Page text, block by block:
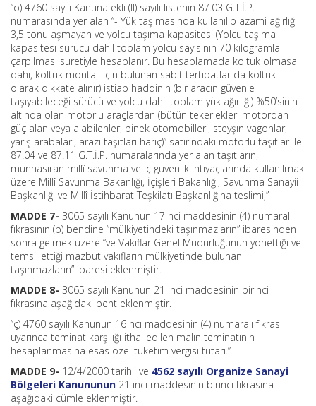
“o) 4760 sayılı Kanuna ekli (II) sayılı listenin 87.03 G.T.İ.P.
numarasında yer alan “- Yük taşımasında kullanılıp azami ağırlığı
3,5 tonu aşmayan ve yolcu taşıma kapasitesi (Yolcu taşıma
kapasitesi sürücü dahil toplam yolcu sayısının 70 kilogramla
çarpılması suretiyle hesaplanır. Bu hesaplamada koltuk olmasa
dahi, koltuk montajı için bulunan sabit tertibatlar da koltuk
olarak dikkate alınır) istiap haddinin (bir aracın güvenle
taşıyabileceği sürücü ve yolcu dahil toplam yük ağırlığı) %50’sinin
altında olan motorlu araçlardan (bütün tekerlekleri motordan
güç alan veya alabilenler, binek otomobilleri, steyşın vagonlar,
yarış arabaları, arazi taşıtları hariç)” satırındaki motorlu taşıtlar ile
87.04 ve 87.11 G.T.İ.P. numaralarında yer alan taşıtların,
münhasıran millî savunma ve iç güvenlik ihtiyaçlarında kullanılmak
üzere Millî Savunma Bakanlığı, İçişleri Bakanlığı, Savunma Sanayii
Başkanlığı ve Millî İstihbarat Teşkilatı Başkanlığına teslimi,”
MADDE 7- 3065 sayılı Kanunun 17 nci maddesinin (4) numaralı
fıkrasının (p) bendine “mülkiyetindeki taşınmazların” ibaresinden
sonra gelmek üzere “ve Vakıflar Genel Müdürlüğünün yönettiği ve
temsil ettiği mazbut vakıfların mülkiyetinde bulunan
taşınmazların” ibaresi eklenmiştir.
MADDE 8- 3065 sayılı Kanunun 21 inci maddesinin birinci
fıkrasına aşağıdaki bent eklenmiştir.
“ç) 4760 sayılı Kanunun 16 ncı maddesinin (4) numaralı fıkrası
uyarınca teminat karşılığı ithal edilen malın teminatının
hesaplanmasına esas özel tüketim vergisi tutarı.”
MADDE 9- 12/4/2000 tarihli ve 4562 sayılı Organize Sanayi
Bölgeleri Kanununun 21 inci maddesinin birinci fıkrasına
aşağıdaki cümle eklenmiştir.